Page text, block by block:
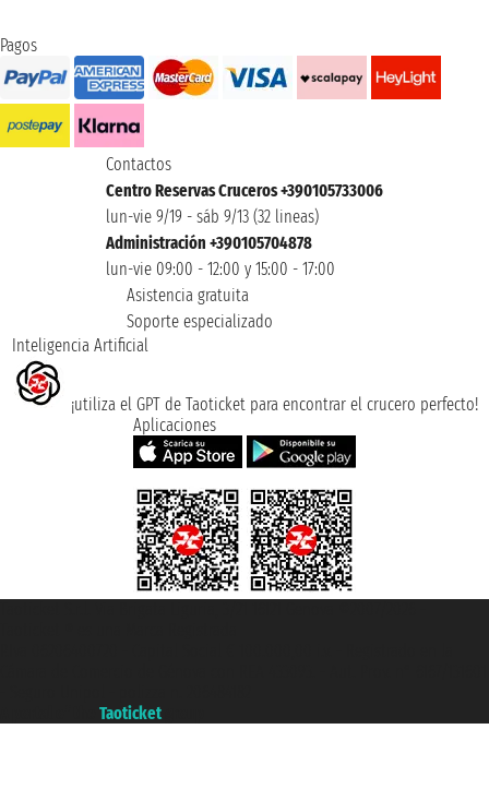
Pagos
Contactos
Centro Reservas Cruceros +390105733006
lun-vie 9/19 - sáb 9/13 (32 lineas)
Administración +390105704878
lun-vie 09:00 - 12:00 y 15:00 - 17:00
Asistencia gratuita
Soporte especializado
Inteligencia Artificial
¡utiliza el GPT de Taoticket para encontrar el crucero perfecto!
Aplicaciones
Taoticket